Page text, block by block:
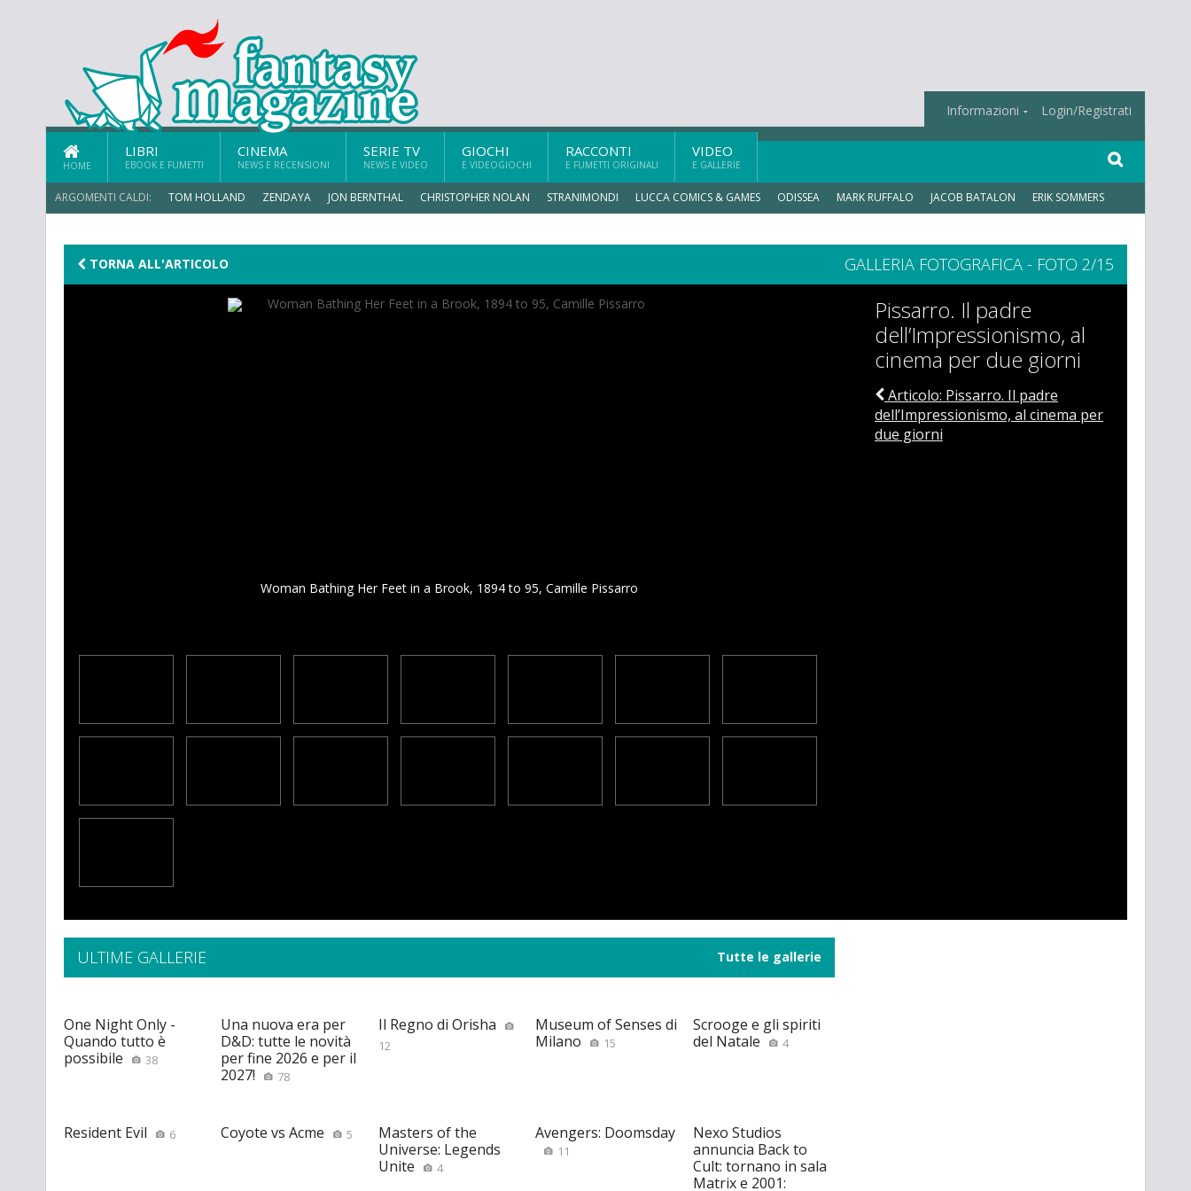
Informazioni Login/Registrati
HOME
LIBRI
EBOOK E FUMETTI
CINEMA
NEWS E RECENSIONI
SERIE TV
NEWS E VIDEO
GIOCHI
E VIDEOGIOCHI
RACCONTI
E FUMETTI ORIGINALI
VIDEO
E GALLERIE
ARGOMENTI CALDI: TOM HOLLAND ZENDAYA JON BERNTHAL CHRISTOPHER NOLAN STRANIMONDI LUCCA COMICS & GAMES ODISSEA MARK RUFFALO JACOB BATALON ERIK SOMMERS
GALLERIA FOTOGRAFICA - FOTO 2/15
TORNA ALL'ARTICOLO
Woman Bathing Her Feet in a Brook, 1894 to 95, Camille Pissarro
Pissarro. Il padre
dell’Impressionismo, al
cinema per due giorni
Articolo: Pissarro. Il padre
dell’Impressionismo, al cinema per
due giorni
ULTIME GALLERIE Tutte le gallerie
One Night Only -
Quando tutto è
possibile
38
Una nuova era per
D&D: tutte le novità
per fine 2026 e per il
2027!
78
Il Regno di Orisha
12
Museum of Senses di
Milano
15
Scrooge e gli spiriti
del Natale
4
Resident Evil 6 Coyote vs Acme 5
Masters of the
Universe: Legends
Unite
4
Avengers: Doomsday
11
Nexo Studios
annuncia Back to
Cult: tornano in sala
Matrix e 2001: